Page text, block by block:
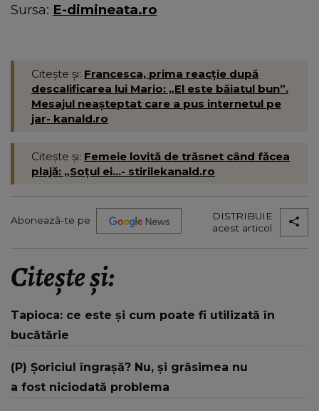
Sursa: E-dimineata.ro
Citește și: Francesca, prima reacție după
descalificarea lui Mario: „El este băiatul bun”.
Mesajul neașteptat care a pus internetul pe
jar- kanald.ro
Citește și: Femeie lovită de trăsnet când făcea
plajă: „Soțul ei...- stirilekanald.ro
Abonează-te pe
DISTRIBUIE
acest articol
Citește și:
Tapioca: ce este și cum poate fi utilizată în
bucătărie
(P) Șoriciul îngrașă? Nu, și grăsimea nu
a fost niciodată problema